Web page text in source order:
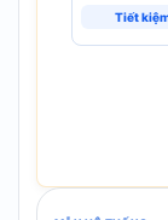
Tiết